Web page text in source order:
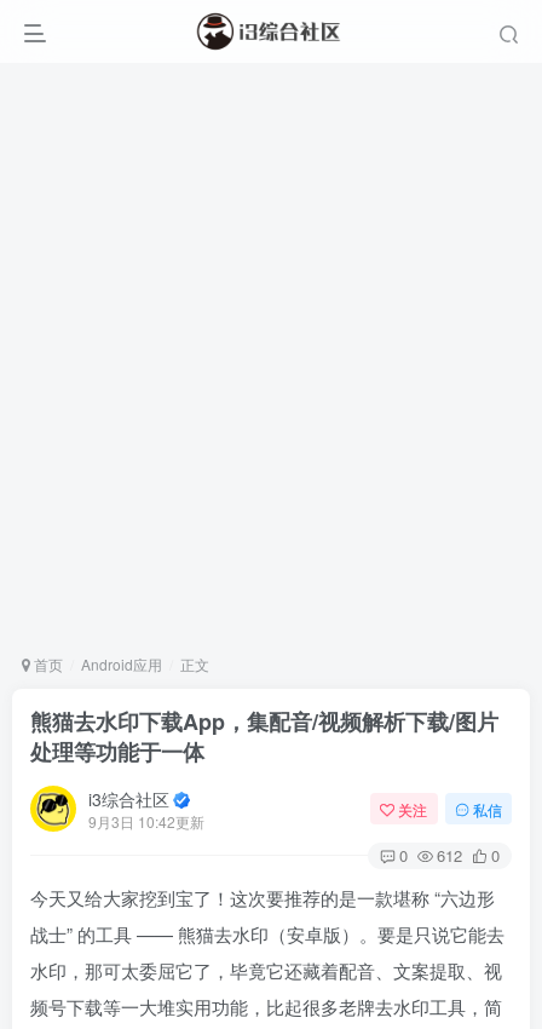
首页 Android应用 正文
熊猫去水印下载App，集配音/视频解析下载/图片
处理等功能于一体
i3综合社区
9月3日 10:42更新
关注 私信
0 612 0
今天又给大家挖到宝了！这次要推荐的是一款堪称 “六边形
战士” 的工具 —— 熊猫去水印（安卓版）。要是只说它能去
水印，那可太委屈它了，毕竟它还藏着配音、文案提取、视
频号下载等一大堆实用功能，比起很多老牌去水印工具，简